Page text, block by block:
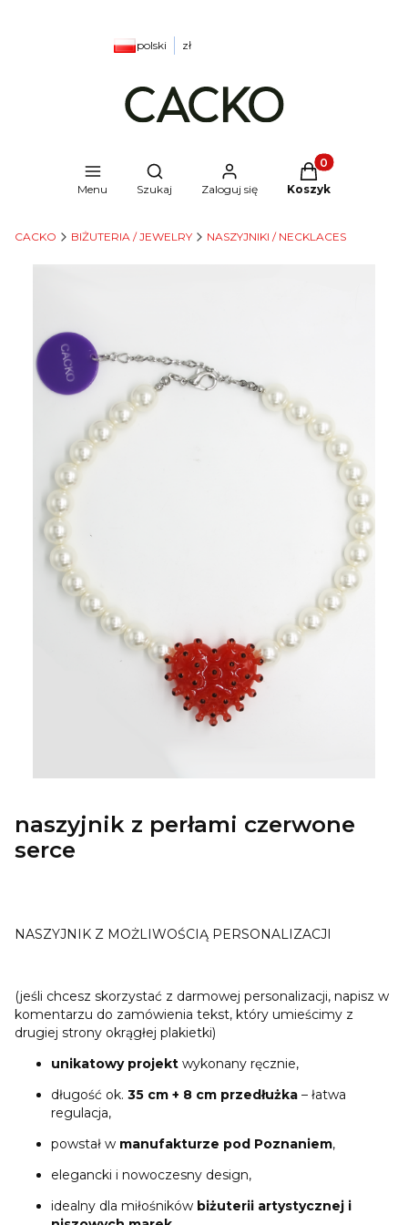
polski zł
Menu
Otwórz wyszukiwarkę
Szukaj Zaloguj się
Produkty w
Koszyk
CACKO BIŻUTERIA / JEWELRY NASZYJNIKI / NECKLACES
naszyjnik z perłami czerwone
serce
NASZYJNIK Z MOŻLIWOŚCIĄ PERSONALIZACJI
(jeśli chcesz skorzystać z darmowej personalizacji, napisz w
komentarzu do zamówienia tekst, który umieścimy z
drugiej strony okrągłej plakietki)
unikatowy projekt wykonany ręcznie,
długość ok. 35 cm + 8 cm przedłużka – łatwa
regulacja,
powstał w manufakturze pod Poznaniem,
elegancki i nowoczesny design,
idealny dla miłośników biżuterii artystycznej i